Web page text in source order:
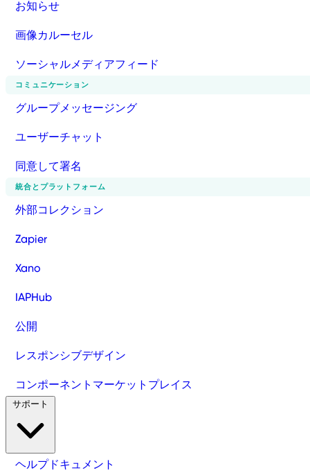
お知らせ
画像カルーセル
ソーシャルメディアフィード
コミュニケーション
グループメッセージング
ユーザーチャット
同意して署名
統合とプラットフォーム
外部コレクション
Zapier
Xano
IAPHub
公開
レスポンシブデザイン
コンポーネントマーケットプレイス
ヘルプドキュメント